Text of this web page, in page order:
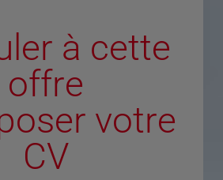
à cette
offre
votre
CV